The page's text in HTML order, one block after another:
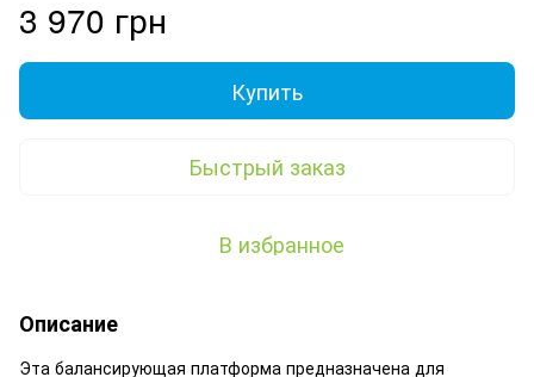
3 970 грн
Купить
Быстрый заказ
В избранное
Описание
Эта балансирующая платформа предназначена для